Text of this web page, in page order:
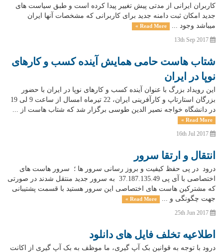
کاربران ایرانی از مدتی پیش تغییر پیدا کرده است و طبق سیاست های
جدید امکان ثبت دامنه جدید برای کاربرانی که مشخصات آنها ایران
میباشد وجود ...
Read More »
شتاب هاست حامی همایش آینده کسب و کارهای
نوپا در ایران
این رویداد بزرگ با عنوان آینده کسب و کارهای نوپا در ایران با حضور
بزرگان استارتاپ و کارآفرینی ایران، 22 تیرماه امسال از ساعت 9 لی 19
در دانشگاه خواجه نصیر الدین طوسی برگزار شد که شتاب هاست از ...
Read More »
انتقال و ارتقا سرور
درود در پی حفظ کیفیت و بروز رسانی سرور ها ؛ سرور هاست های
اختصاصی با آی پی 37.187.135.49 به سرور جدید منتقل شدند در صورتی
که مشترکین هاست های اختصاصی این سرور هستید با قسمت پشتیبانی
جهت چگونگی و ...
Read More »
اطلاعیه تخلف فایل های دانلود
درود با توجه به قوانین بک آپ گیری، ما موظف به بک آپ گیری از اکانت